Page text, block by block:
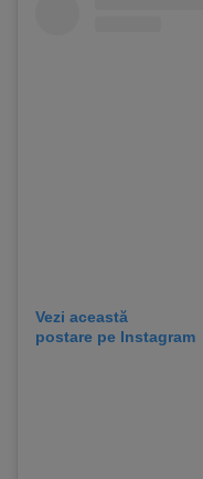
Vezi această
postare pe Instagram